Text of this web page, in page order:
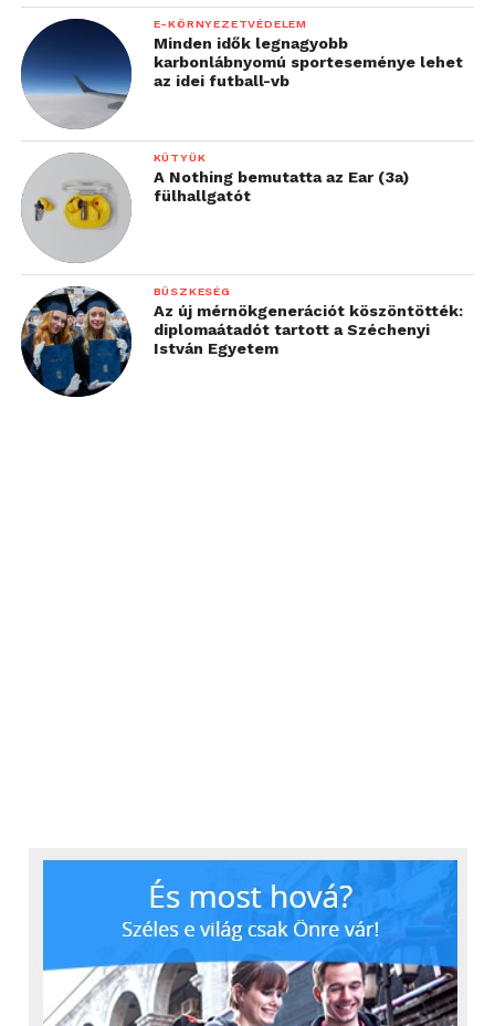
E-KÖRNYEZETVÉDELEM
Minden idők legnagyobb
karbonlábnyomú sporteseménye lehet
az idei futball-vb
KÜTYÜK
A Nothing bemutatta az Ear (3a)
fülhallgatót
BÜSZKESÉG
Az új mérnökgenerációt köszöntötték:
diplomaátadót tartott a Széchenyi
István Egyetem